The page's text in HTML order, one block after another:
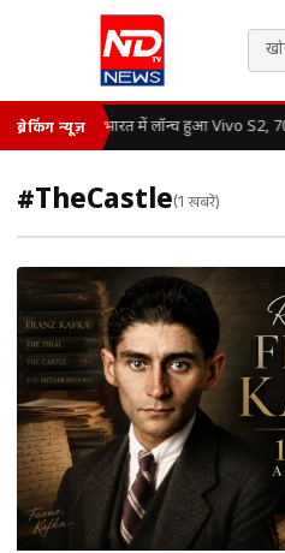
ब्रेकिंग न्यूज़ भारत में लॉन्च हुआ Vivo S2,
#TheCastle(1 खबरें)